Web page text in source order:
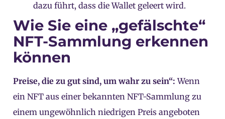
dazu führt, dass die Wallet geleert wird.
Wie Sie eine „gefälschte“
NFT-Sammlung erkennen
können
Preise, die zu gut sind, um wahr zu sein“: Wenn
ein NFT aus einer bekannten NFT-Sammlung zu
einem ungewöhnlich niedrigen Preis angeboten